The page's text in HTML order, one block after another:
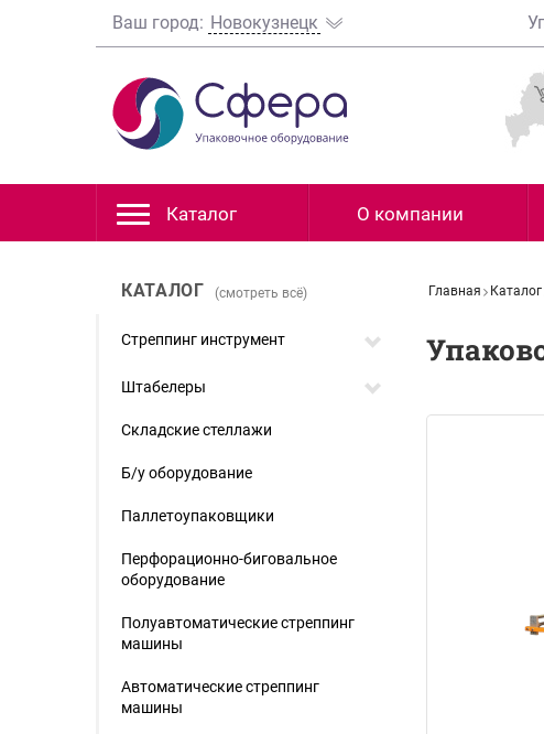
Ваш город: Новокузнецк
Каталог О компании
Главная Каталог
КАТАЛОГ (смотреть всё)
Стреппинг инструмент
Штабелеры
Складские стеллажи
Б/у оборудование
Паллетоупаковщики
Перфорационно-биговальное
оборудование
Полуавтоматические стреппинг
машины
Автоматические стреппинг
машины